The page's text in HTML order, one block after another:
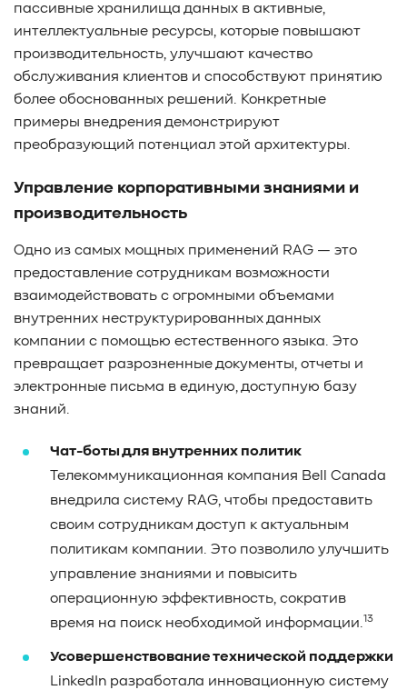
пассивные хранилища данных в активные,
интеллектуальные ресурсы, которые повышают
производительность, улучшают качество
обслуживания клиентов и способствуют принятию
более обоснованных решений. Конкретные
примеры внедрения демонстрируют
преобразующий потенциал этой архитектуры.
Управление корпоративными знаниями и
производительность
Одно из самых мощных применений RAG — это
предоставление сотрудникам возможности
взаимодействовать с огромными объемами
внутренних неструктурированных данных
компании с помощью естественного языка. Это
превращает разрозненные документы, отчеты и
электронные письма в единую, доступную базу
знаний.
Чат-боты для внутренних политик
Телекоммуникационная компания Bell Canada
внедрила систему RAG, чтобы предоставить
своим сотрудникам доступ к актуальным
политикам компании. Это позволило улучшить
управление знаниями и повысить
операционную эффективность, сократив
время на поиск необходимой информации.13
Усовершенствование технической поддержки
LinkedIn разработала инновационную систему